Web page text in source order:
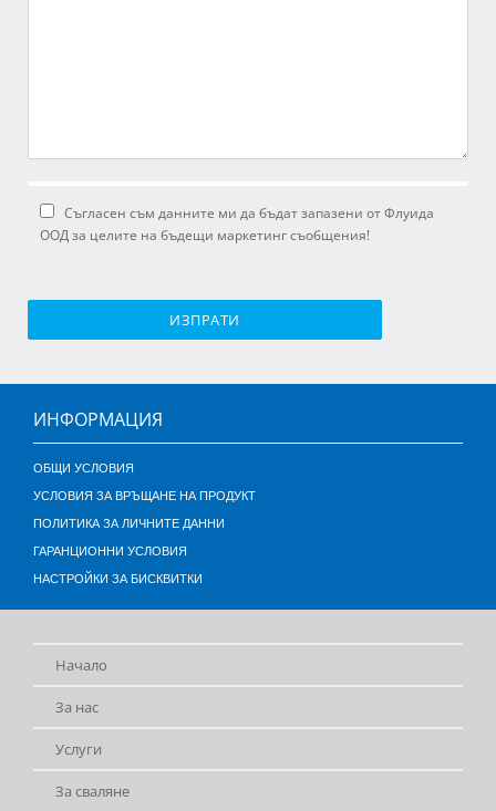
Съгласен съм данните ми да бъдат запазени от Флуида
ООД за целите на бъдещи маркетинг съобщения!
ИЗПРАТИ
ИНФОРМАЦИЯ
ОБЩИ УСЛОВИЯ
УСЛОВИЯ ЗА ВРЪЩАНЕ НА ПРОДУКТ
ПОЛИТИКА ЗА ЛИЧНИТЕ ДАННИ
ГАРАНЦИОННИ УСЛОВИЯ
НАСТРОЙКИ ЗА БИСКВИТКИ
Начало
За нас
Услуги
За сваляне